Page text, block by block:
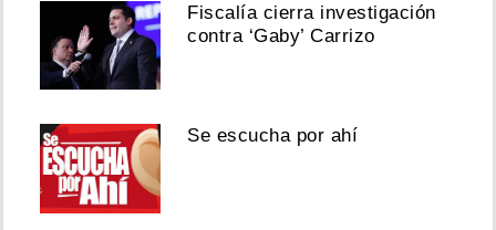
Fiscalía cierra investigación
contra ‘Gaby’ Carrizo
Se escucha por ahí